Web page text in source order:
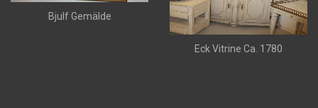
Bjulf Gemälde
Eck Vitrine Ca. 1780